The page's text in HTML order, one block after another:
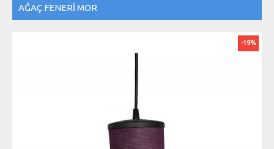
AĞAÇ FENERİ MOR
-19%